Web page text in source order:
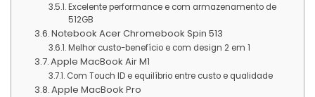
Excelente performance e com armazenamento de
512GB
Notebook Acer Chromebook Spin 513
Melhor custo-benefício e com design 2 em 1
Apple MacBook Air M1
Com Touch ID e equilíbrio entre custo e qualidade
Apple MacBook Pro